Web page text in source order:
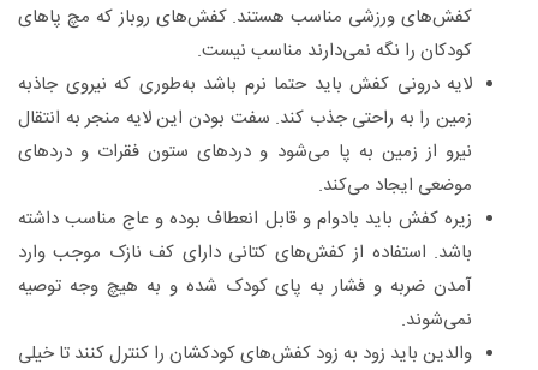
کفش‌های ورزشی مناسب هستند. کفش‌های روباز که مچ پاهای
کودکان را نگه نمی‌دارند مناسب نیست.
لایه درونی کفش باید حتما نرم باشد به‌طوری که نیروی جاذبه
زمین را به راحتی جذب کند. سفت بودن این لایه منجر به انتقال
نیرو از زمین به پا می‌شود و دردهای ستون فقرات و دردهای
موضعی ایجاد می‌کند.
زیره کفش باید بادوام و قابل انعطاف بوده و عاج مناسب داشته
باشد. استفاده از کفش‌های کتانی دارای کف نازک موجب وارد
آمدن ضربه و فشار به پای کودک شده و به هیچ وجه توصیه
نمی‌شوند.
والدین باید زود به زود کفش‌های کودکشان را کنترل کنند تا خیلی